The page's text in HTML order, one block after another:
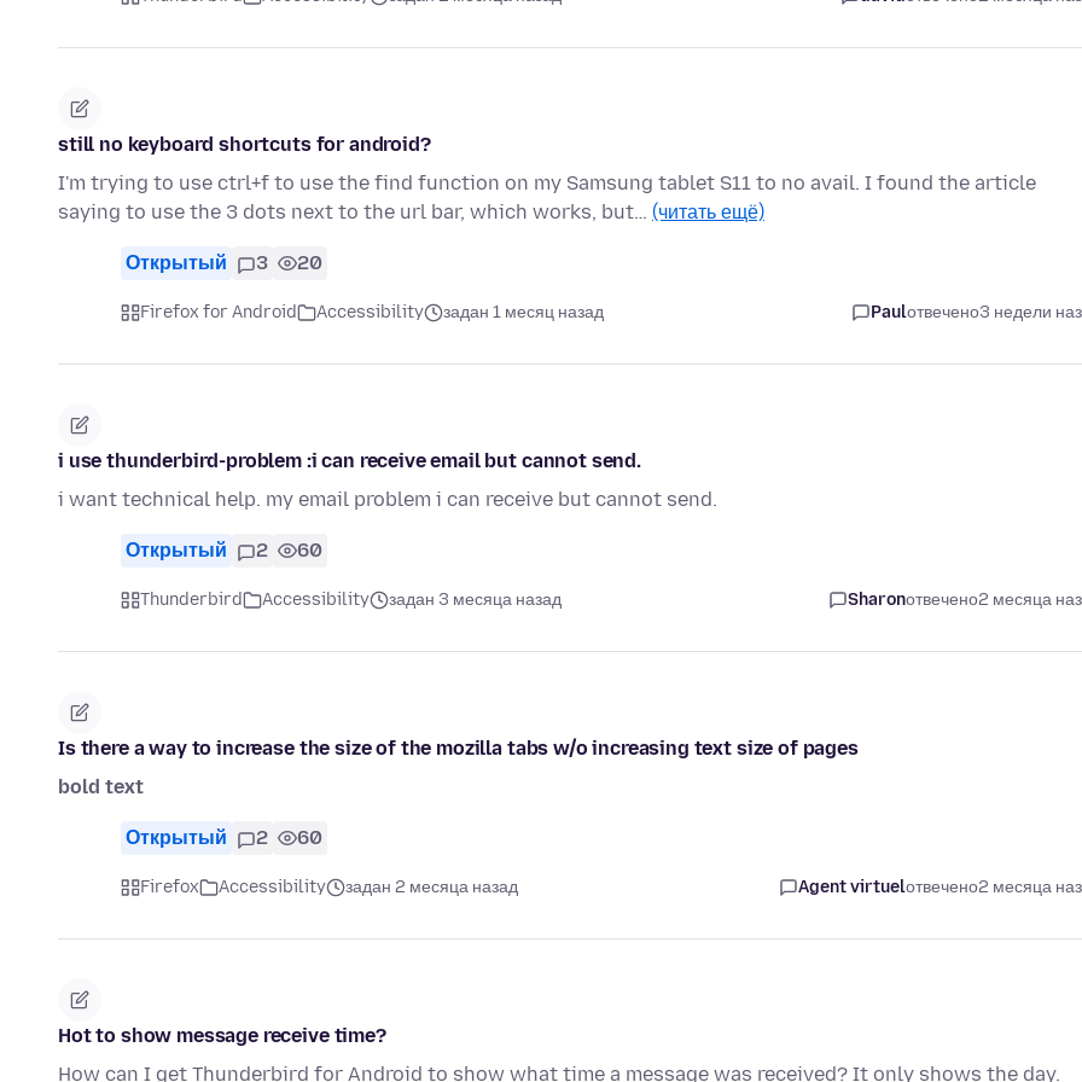
still no keyboard shortcuts for android?
I'm trying to use ctrl+f to use the find function on my Samsung tablet S11 to no avail. I found the article
saying to use the 3 dots next to the url bar, which works, but… (читать ещё)
Открытый 3 20
Firefox for Android Accessibility задан 1 месяц назад Paulотвечено3 недели
i use thunderbird-problem :i can receive email but cannot send.
i want technical help. my email problem i can receive but cannot send.
Открытый 2 60
Thunderbird Accessibility задан 3 месяца назад Sharonотвечено2 месяца
Is there a way to increase the size of the mozilla tabs w/o increasing text size of pages
bold text
Открытый 2 60
Firefox Accessibility задан 2 месяца назад Agent virtuelотвечено2 месяца
Hot to show message receive time?
How can I get Thunderbird for Android to show what time a message was received? It only shows the day.